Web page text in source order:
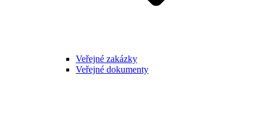
Veřejné zakázky
Veřejné dokumenty